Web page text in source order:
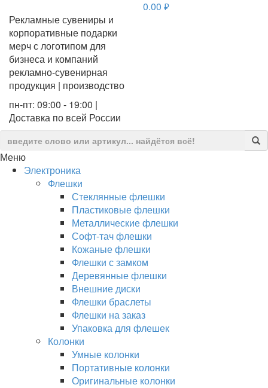
Рекламные сувениры и
корпоративные подарки
мерч с логотипом для
бизнеса и компаний
рекламно-сувенирная
продукция | производство
пн-пт: 09:00 - 19:00 |
Доставка по всей России
0.00 руб.
Меню
Электроника
Флешки
Стеклянные флешки
Пластиковые флешки
Металлические флешки
Софт-тач флешки
Кожаные флешки
Флешки с замком
Деревянные флешки
Внешние диски
Флешки браслеты
Флешки на заказ
Упаковка для флешек
Колонки
Умные колонки
Портативные колонки
Оригинальные колонки